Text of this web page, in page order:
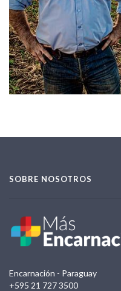
SOBRE NOSOTROS
Encarnación - Paraguay
+595 21 727 3500